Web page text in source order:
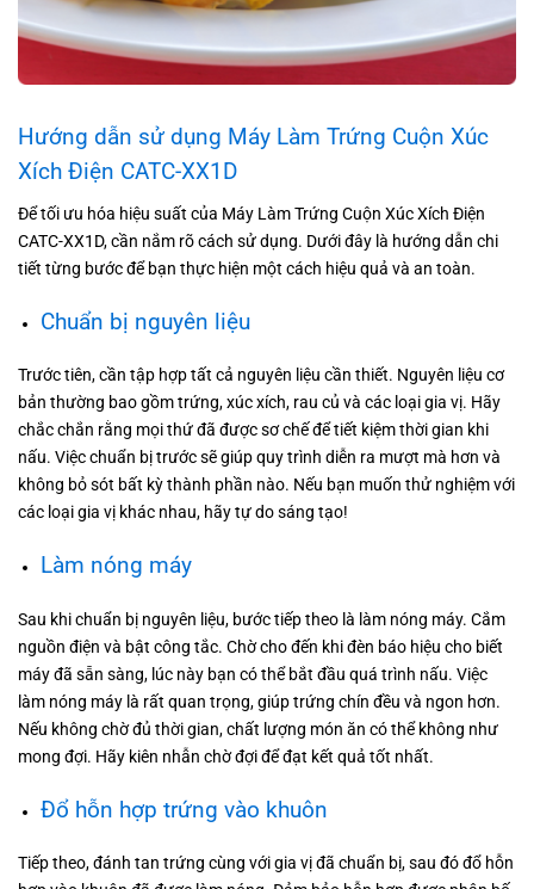
Hướng dẫn sử dụng Máy Làm Trứng Cuộn Xúc
Xích Điện CATC-XX1D
Để tối ưu hóa hiệu suất của Máy Làm Trứng Cuộn Xúc Xích Điện
CATC-XX1D, cần nắm rõ cách sử dụng. Dưới đây là hướng dẫn chi
tiết từng bước để bạn thực hiện một cách hiệu quả và an toàn.
Chuẩn bị nguyên liệu
Trước tiên, cần tập hợp tất cả nguyên liệu cần thiết. Nguyên liệu cơ
bản thường bao gồm trứng, xúc xích, rau củ và các loại gia vị. Hãy
chắc chắn rằng mọi thứ đã được sơ chế để tiết kiệm thời gian khi
nấu. Việc chuẩn bị trước sẽ giúp quy trình diễn ra mượt mà hơn và
không bỏ sót bất kỳ thành phần nào. Nếu bạn muốn thử nghiệm với
các loại gia vị khác nhau, hãy tự do sáng tạo!
Làm nóng máy
Sau khi chuẩn bị nguyên liệu, bước tiếp theo là làm nóng máy. Cắm
nguồn điện và bật công tắc. Chờ cho đến khi đèn báo hiệu cho biết
máy đã sẵn sàng, lúc này bạn có thể bắt đầu quá trình nấu. Việc
làm nóng máy là rất quan trọng, giúp trứng chín đều và ngon hơn.
Nếu không chờ đủ thời gian, chất lượng món ăn có thể không như
mong đợi. Hãy kiên nhẫn chờ đợi để đạt kết quả tốt nhất.
Đổ hỗn hợp trứng vào khuôn
Tiếp theo, đánh tan trứng cùng với gia vị đã chuẩn bị, sau đó đổ hỗn